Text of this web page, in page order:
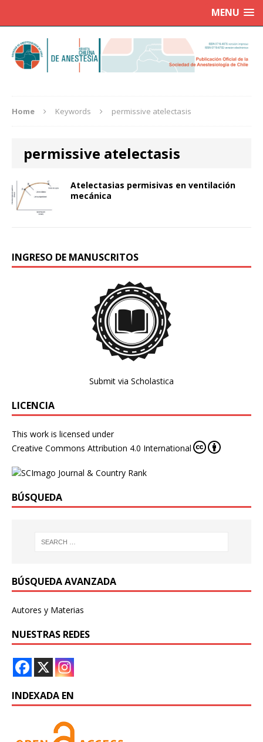
MENU
Home Keywords permissive atelectasis
permissive atelectasis
Atelectasias permisivas en ventilación
mecánica
INGRESO DE MANUSCRITOS
Submit via Scholastica
LICENCIA
This work is licensed under
Creative Commons Attribution 4.0 International
BÚSQUEDA
BÚSQUEDA AVANZADA
Autores y Materias
NUESTRAS REDES
INDEXADA EN